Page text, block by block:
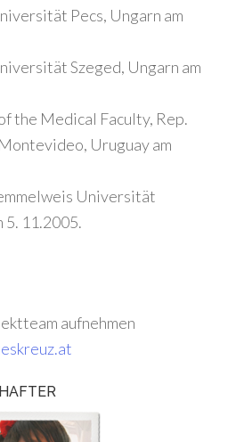
Pecs, Ungarn am
Szeged, Ungarn am
the Medical Faculty, Rep.
Uruguay am
Universität
5. 11.2005.
aufnehmen